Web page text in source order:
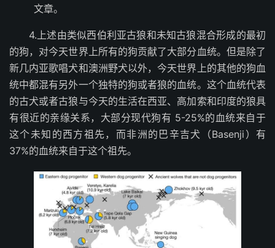
文章。
4.上述由类似西伯利亚古狼和未知古狼混合形成的最初
的狗，对今天世界上所有的狗贡献了大部分血统。但是除了
新几内亚歌唱犬和澳洲野犬以外，今天世界上的其他的狗血
统中都混有另外一个独特的狗或者狼的血统。这个血统代表
的古犬或者古狼与今天的生活在西亚、高加索和印度的狼具
有很近的亲缘关系，大部分现代狗有 5-25%的血统来自于
这个未知的西方祖先，而非洲的巴辛吉犬（Basenji）有
37%的血统来自于这个祖先。